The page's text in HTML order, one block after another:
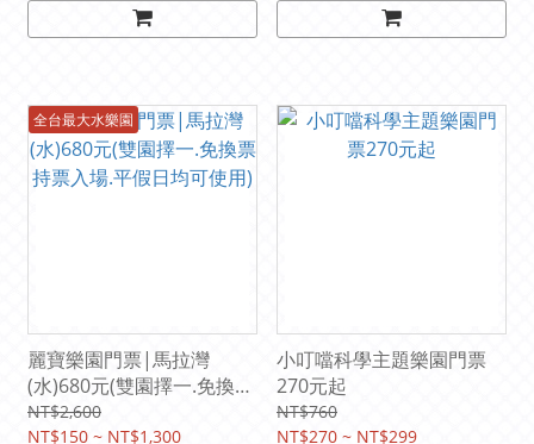
全台最大水樂園
麗寶樂園門票|馬拉灣
(水)680元(雙園擇一.免換票
持票入場.平假日均可使用)
NT$2,600
NT$150 ~ NT$1,300
小叮噹科學主題樂園門票
270元起
NT$760
NT$270 ~ NT$299